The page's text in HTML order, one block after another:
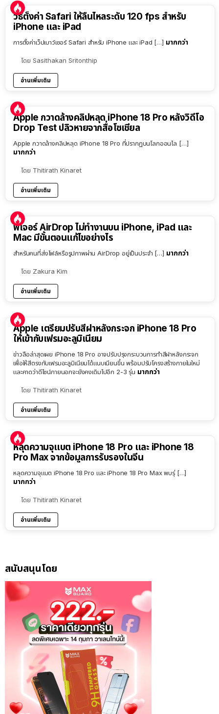
วิธีตั้งค่า Safari ให้ลื่นไหลระดับ 120 fps สำหรับ
iPhone และ iPad
การตั้งค่าเว็ปเบาว์เซอร์ Safari สำหรับ iPhone และ iPad […] มากกว่า
โดย Sasithakan Sritonthip
อ่านเพิ่มเติม
Apple กวาดล้างคลิปหลุด iPhone 18 Pro หลังวิดีโอ
Drop Test ปลิวหายจากสื่อโซเชียล
Apple กวาดล้างคลิปหลุด iPhone 18 Pro ที่ปรากฏบนโลกออนไล […]
มากกว่า
โดย Thitirath Kinaret
อ่านเพิ่มเติม
ฟีเจอร์ AirDrop ไม่ทำงานบน iPhone, iPad และ
Mac มีขั้นตอนแก้ไขอย่างไร
สำหรับคนที่ส่งไฟล์หรือรูปภาพผ่าน AirDrop อยู่เป็นประจำ […] มากกว่า
โดย Zakura Kim
อ่านเพิ่มเติม
Apple เตรียมปรับสีฝาหลังกระจก iPhone 18 Pro
ให้เข้ากับเฟรมอะลูมิเนียม
ข่าวลือล่าสุดเผย iPhone 18 Pro อาจปรับปรุงกระบวนการทำสีฝาหลังกระจก
เพื่อให้สีตรงกับเฟรมอะลูมิเนียมได้แนบเนียนขึ้น พร้อมปรับโครงสร้างภายในใหม่
และคาดว่าดีไซน์ภายนอกจะยังคงเดิมไปอีก 2-3 รุ่น มากกว่า
โดย Thitirath Kinaret
อ่านเพิ่มเติม
หลุดความจุแบต iPhone 18 Pro และ iPhone 18
Pro Max จากข้อมูลการรับรองในจีน
หลุดความจุแบต iPhone 18 Pro และ iPhone 18 Pro Max พบรุ่ […]
มากกว่า
โดย Thitirath Kinaret
อ่านเพิ่มเติม
สนับสนุนโดย